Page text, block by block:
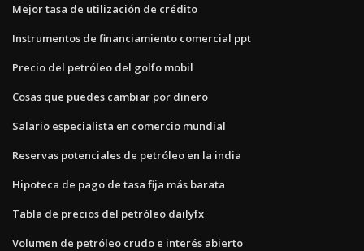
Mejor tasa de utilización de crédito
Instrumentos de financiamiento comercial ppt
Precio del petróleo del golfo mobil
Cosas que puedes cambiar por dinero
Salario especialista en comercio mundial
Reservas potenciales de petróleo en la india
Hipoteca de pago de tasa fija más barata
Tabla de precios del petróleo dailyfx
Volumen de petróleo crudo e interés abierto